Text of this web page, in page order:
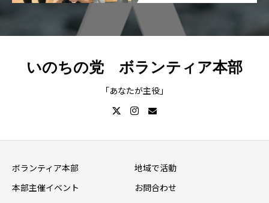
いのちの党 ボランティア本部
「あなたが主役」
ボランティア本部 地域で活動
本部主催イベント お問合わせ